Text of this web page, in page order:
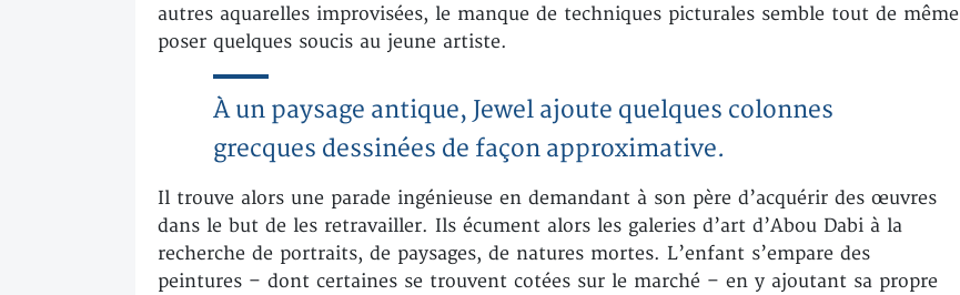
autres aquarelles improvisées, le manque de techniques picturales semble tout de même
poser quelques soucis au jeune artiste.
À un paysage antique, Jewel ajoute quelques colonnes
grecques dessinées de façon approximative.
Il trouve alors une parade ingénieuse en demandant à son père d’acquérir des œuvres
dans le but de les retravailler. Ils écument alors les galeries d’art d’Abou Dabi à la
recherche de portraits, de paysages, de natures mortes. L’enfant s’empare des
peintures – dont certaines se trouvent cotées sur le marché – en y ajoutant sa propre